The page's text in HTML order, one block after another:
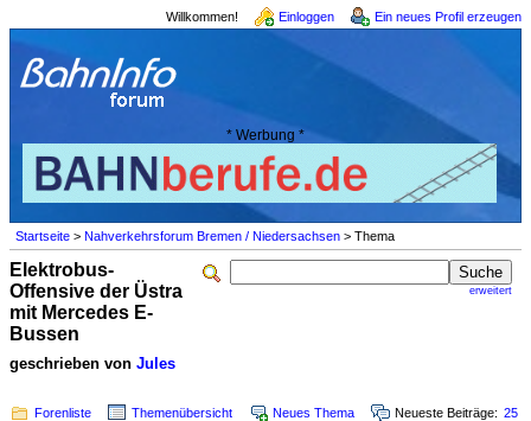
Willkommen! Einloggen Ein neues Profil erzeugen
* Werbung *
Startseite > Nahverkehrsforum Bremen / Niedersachsen > Thema
erweitert
Elektrobus-
Offensive der Üstra
mit Mercedes E-
Bussen
geschrieben von Jules
Forenliste Themenübersicht Neues Thema Neueste Beiträge: 25